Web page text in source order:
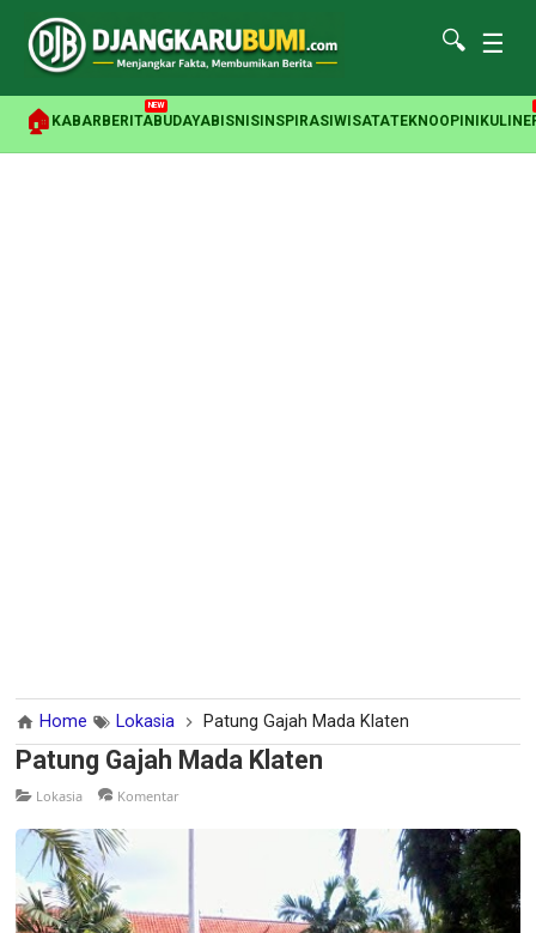
🔍 ☰
🏠 KABAR BERITA
NEW
BUDAYABISNIS INSPIRASI WISATATEKNOOPINI
Home Lokasia Patung Gajah Mada Klaten
Patung Gajah Mada Klaten
Lokasia Komentar